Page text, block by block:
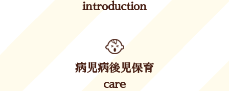
introduction
病児病後児保育
care